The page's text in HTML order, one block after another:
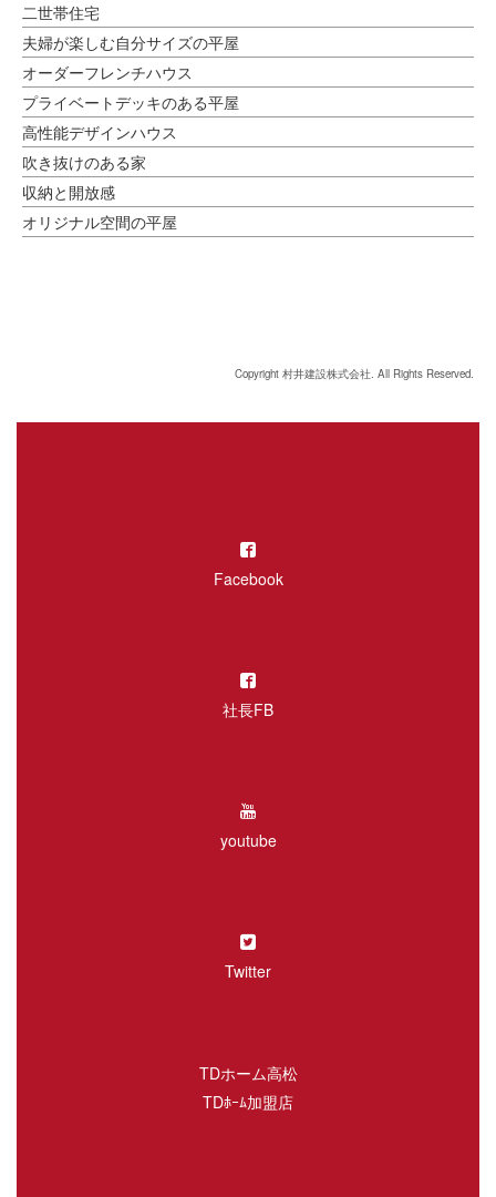
二世帯住宅
夫婦が楽しむ自分サイズの平屋
オーダーフレンチハウス
プライベートデッキのある平屋
高性能デザインハウス
吹き抜けのある家
収納と開放感
オリジナル空間の平屋
Copyright 村井建設株式会社. All Rights Reserved.
Facebook
社長FB
youtube
Twitter
TDホーム高松
TDﾎｰﾑ加盟店